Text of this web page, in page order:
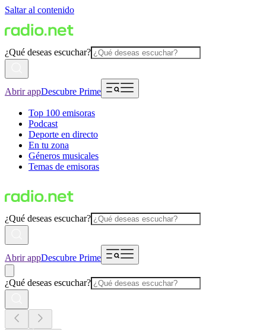
Saltar al contenido
¿Qué deseas escuchar?
Abrir appDescubre Prime
Top 100 emisoras
Podcast
Deporte en directo
En tu zona
Géneros musicales
Temas de emisoras
¿Qué deseas escuchar?
Abrir appDescubre Prime
¿Qué deseas escuchar?